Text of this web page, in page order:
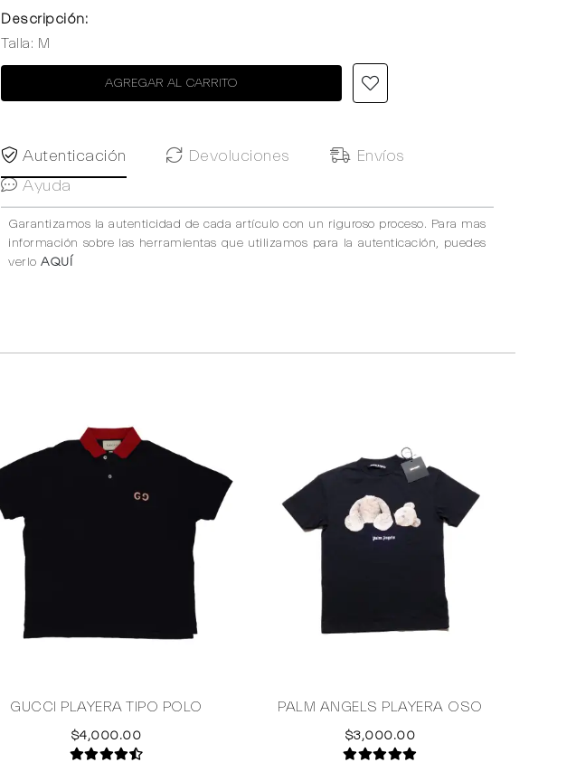
Descripción:
Talla: M
AGREGAR AL CARRITO
Autenticación Devoluciones
Envíos
Ayuda
Garantizamos la autenticidad de cada artículo con un riguroso proceso. Para mas
información sobre las herramientas que utilizamos para la autenticación, puedes
verlo AQUÍ
GUCCI PLAYERA TIPO POLO
$4,000.00
PALM ANGELS PLAYERA OSO
$3,000.00